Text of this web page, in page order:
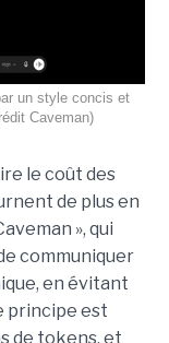
un style concis et
Caveman)
le coût des
de plus en
», qui
communiquer
en évitant
principe est
de tokens, et